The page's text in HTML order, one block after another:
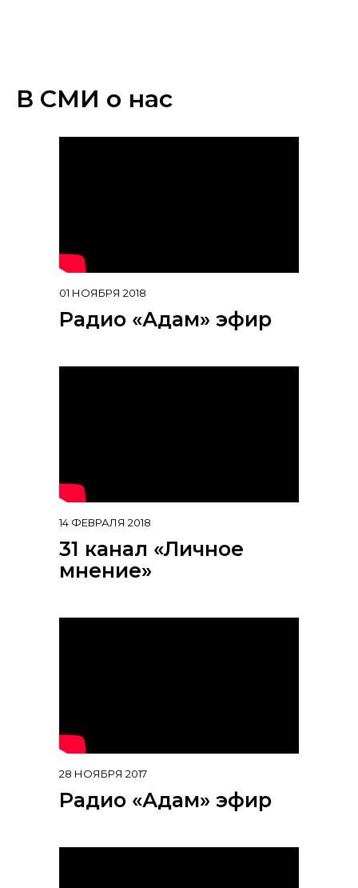
В СМИ о нас
Радио «Адам» эфир
01 НОЯБРЯ 2018
31 канал «Личное
мнение»
14 ФЕВРАЛЯ 2018
Радио «Адам» эфир
28 НОЯБРЯ 2017